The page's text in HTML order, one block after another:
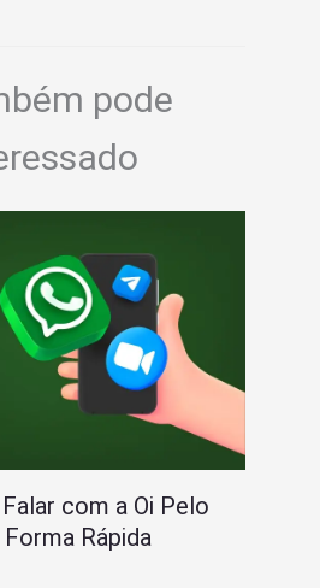
pode
com a Oi Pelo
Rápida